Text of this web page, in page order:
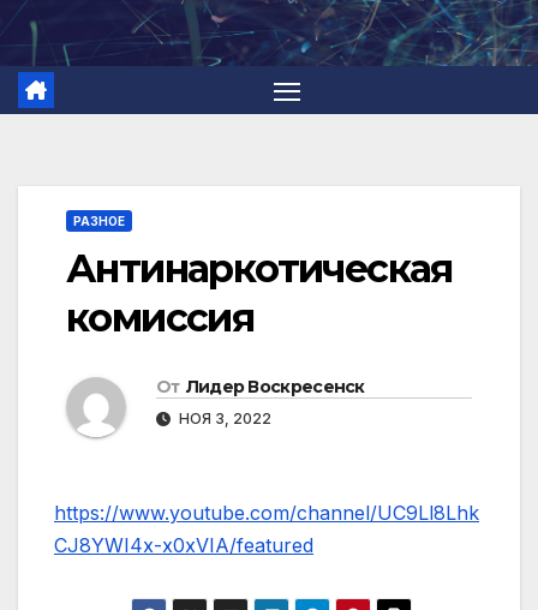
Перейти
содержимому
РАЗНОЕ
Антинаркотическая
комиссия
От Лидер Воскресенск
НОЯ 3, 2022
https://www.youtube.com/channel/UC9Ll8Lhk
CJ8YWI4x-x0xVIA/featured